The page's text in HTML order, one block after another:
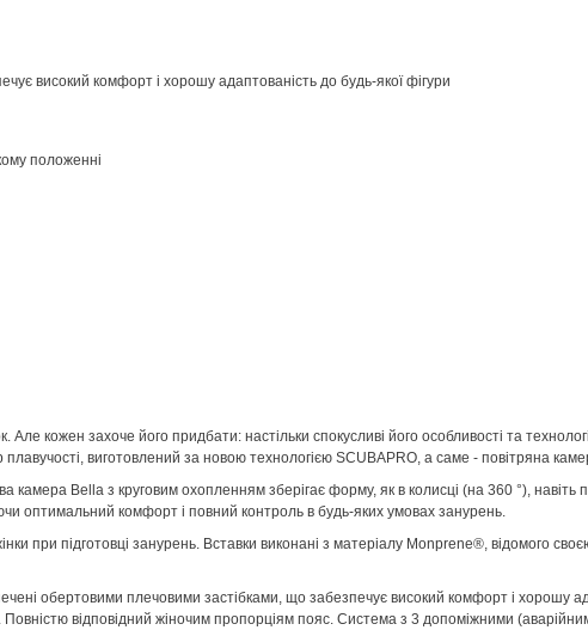
високий комфорт і хорошу адаптованість до будь-якої фігури
положенні
кожен захоче його придбати: настільки спокусливі його особливості та
виготовлений за новою технологією SCUBAPRO, а саме - повітряна
камера Bella з круговим охопленням зберігає форму, як в колисці (на 360 °), навіть
оптимальний комфорт і повний контроль в будь-яких умовах занурень.
при підготовці занурень. Вставки виконані з матеріалу Monprene®, відомого
обертовими плечовими застібками, що забезпечує високий комфорт і хорошу
відповідний жіночим пропорціям пояс. Система з 3 допоміжними